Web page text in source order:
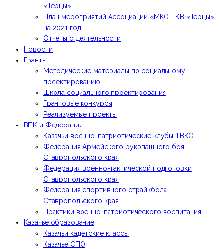
«Терцы»
План мероприятий Ассоциации «МКО ТКВ «Терцы»
на 2021 год
Отчёты о деятельности
Новости
Гранты
Методические материалы по социальному
проектированию
Школа социального проектирования
Грантовые конкурсы
Реализуемые проекты
ВПК и Федерации
Казачьи военно-патриотические клубы ТВКО
Федерация Армейского рукопашного боя
Ставропольского края
Федерация военно-тактической подготовки
Ставропольского края
Федерация спортивного страйкбола
Ставропольского края
Практики военно-патриотического воспитания
Казачье образование
Казачьи кадетские классы
Казачье СПО